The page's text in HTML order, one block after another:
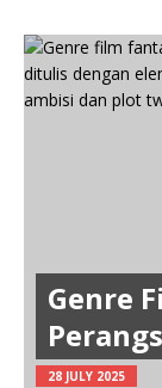
Genre
28 JULY 2025